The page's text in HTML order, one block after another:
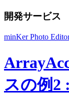
開発サービス
minKer Photo
スの例2